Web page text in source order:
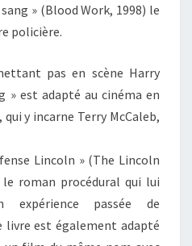
» (Blood Work, 1998) le
policière.
pas en scène Harry
» est adapté au cinéma en
y incarne Terry McCaleb,
Lincoln » (The Lincoln
le roman procédural qui lui
expérience passée de
livre est également adapté